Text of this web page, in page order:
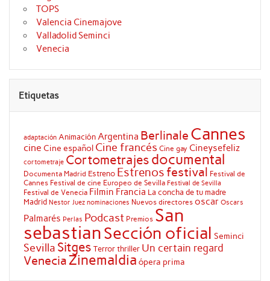
TOPS
Valencia Cinemajove
Valladolid Seminci
Venecia
Etiquetas
adaptación Animación Argentina Berlinale Cannes
cine Cine español Cine francés Cine gay Cineysefeliz
cortometraje Cortometrajes documental
Documenta Madrid Estreno Estrenos festival Festival de
Cannes Festival de cine Europeo de Sevilla Festival de Sevilla
Festival de Venecia Filmin Francia La concha de tu madre
Madrid Nestor Juez nominaciones Nuevos directores oscar Oscars
Palmarés Perlas Podcast Premios San
sebastianSección oficial Seminci
Sevilla Sitges Terrorthriller Un certain regard
Venecia Zinemaldia ópera prima